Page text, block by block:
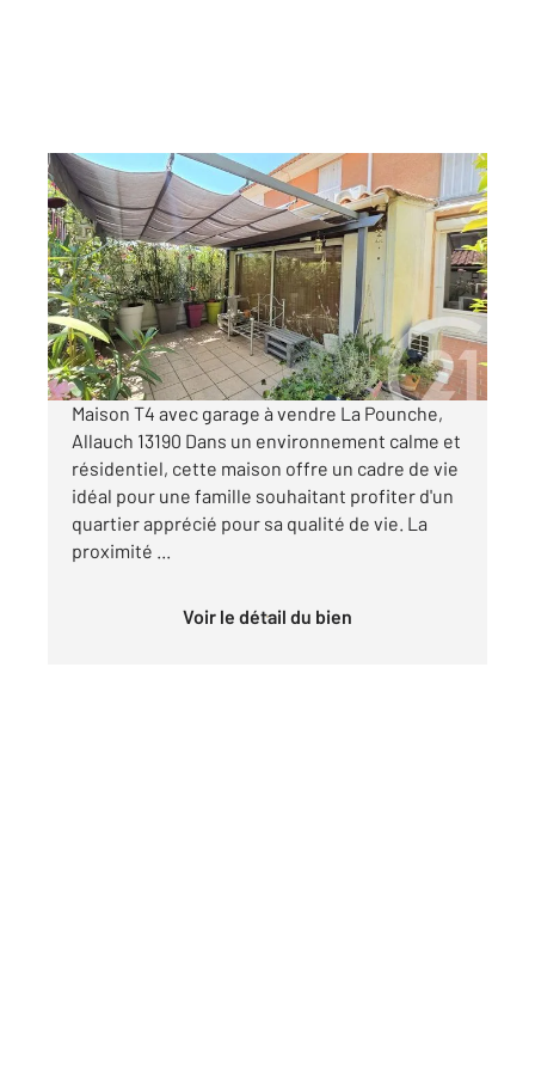
ALLAUCH 13
78 m2, 4 pièces
Ref : 3814
Maison à vendre
349 000 €
Visiter le site dédié
Maison T4 avec garage à vendre La Pounche,
Allauch 13190 Dans un environnement calme et
résidentiel, cette maison offre un cadre de vie
idéal pour une famille souhaitant profiter d'un
quartier apprécié pour sa qualité de vie. La
proximité ...
Voir le détail du bien